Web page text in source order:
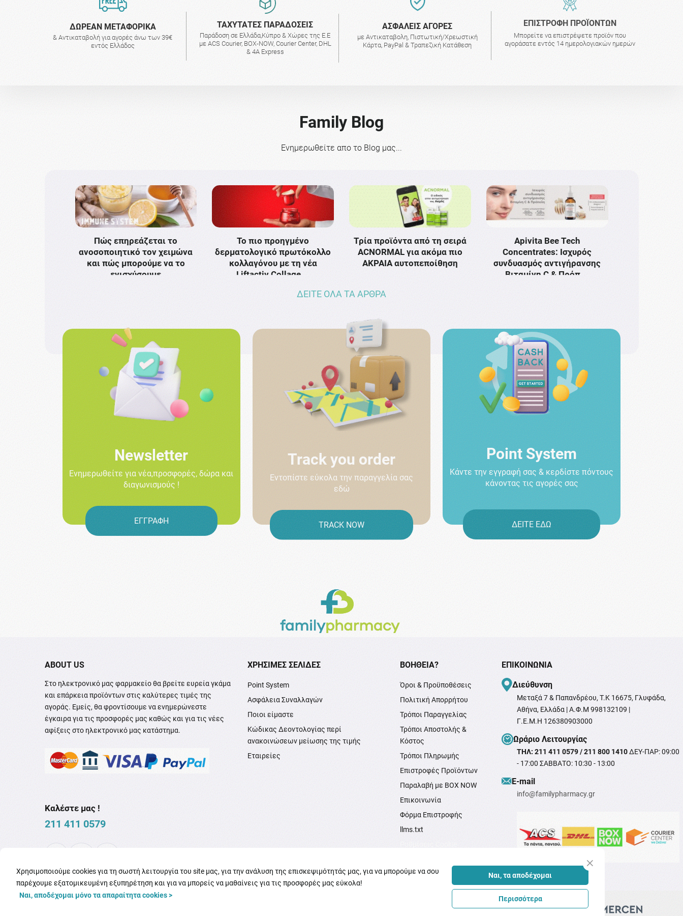
ΔΩΡΕΑΝ ΜΕΤΑΦΟΡΙΚΑ
& Αντικαταβολή για αγορές άνω των 39€
εντός Ελλάδος
ΤΑΧΥΤΑΤΕΣ ΠΑΡΑΔΟΣΕΙΣ
Παράδοση σε Ελλάδα,Κύπρο & Χώρες της Ε.Ε
με ACS Courier, BOX-NOW, Courier Center, DHL
& 4A Express
AΣΦΑΛΕΙΣ ΑΓΟΡΕΣ
με Αντικαταβολη, Πιστωτική/Χρεωστική
Κάρτα, PayPal & Τραπεζική Κατάθεση
ΕΠΙΣΤΡΟΦΗ ΠΡΟΪΟΝΤΩΝ
Μπορείτε να επιστρέψετε προϊόν που
αγοράσατε εντός 14 ημερολογιακών ημερών
Family Blog
Ενημερωθείτε απο το Blog μας...
Πώς επηρεάζεται το
ανοσοποιητικό τον χειμώνα
και πώς μπορούμε να το
ενισχύσουμε
Το πιο προηγμένο
δερματολογικό πρωτόκολλο
κολλαγόνου με τη νέα
Liftactiv Collage …
Τρία προϊόντα από τη σειρά
ACNORMAL για ακόμα πιο
ΑΚΡΑΙΑ αυτοπεποίθηση
Apivita Bee Tech
Concentrates: Ισχυρός
συνδυασμός αντιγήρανσης
Bιταμίνη C & Πρόπ …
ΔΕΙΤΕ ΟΛΑ ΤΑ ΑΡΘΡΑ
Newsletter
Ενημερωθείτε για νέα,προσφορές, δώρα και
διαγωνισμούς !
ΕΓΓΡΑΦΗ
Track you order
Εντοπίστε εύκολα την παραγγελία σας
εδώ
TRACK NOW
Point System
Κάντε την εγγραφή σας & κερδίστε πόντους
κάνοντας τις αγορές σας
ΔΕΙΤΕ ΕΔΩ
ABOUT US
Στο ηλεκτρονικό μας φαρμακείο θα βρείτε ευρεία γκάμα
και επάρκεια προϊόντων στις καλύτερες τιμές της
αγοράς. Εμείς, θα φροντίσουμε να ενημερώνεστε
έγκαιρα για τις προσφορές μας καθώς και για τις νέες
αφίξεις στο ηλεκτρονικό μας κατάστημα.
Καλέστε μας !
211 411 0579
XΡΉΣΙΜΕΣ ΣΕΛΊΔΕΣ
Point System
Ασφάλεια Συναλλαγών
Ποιοι είμαστε
Κώδικας Δεοντολογίας περί
ανακοινώσεων μείωσης της τιμής
Εταιρείες
ΒΟΉΘΕΙΑ?
Όροι & Προϋποθέσεις
Πολιτική Απορρήτου
Τρόποι Παραγγελίας
Τρόποι Αποστολής &
Κόστος
Τρόποι Πληρωμής
Επιστροφές Προϊόντων
Παραλαβή με BOX NOW
Επικοινωνία
Φόρμα Επιστροφής
llms.txt
ΕΠΙΚΟΙΝΩΝΊΑ
Διεύθυνση
Μεταξά 7 & Παπανδρέου, T.K 16675, Γλυφάδα,
Αθήνα, Ελλάδα | Α.Φ.Μ 998132109 |
Γ.Ε.Μ.Η 126380903000
Ωράριο Λειτουργίας
ΤΗΛ: 211 411 0579 / 211 800 1410ΔΕΥ-ΠΑΡ: 09:00
- 17:00 ΣΑΒΒΑΤΟ: 10:30 - 13:00
Ε-mail
info@familypharmacy.gr
Χρησιμοποιούμε cookies για τη σωστή λειτουργία του site μας, για την ανάλυση της επισκεψιμότητάς μας, για να μπορούμε να σου
παρέχουμε εξατομικευμένη εξυπηρέτηση και για να μπορείς να μαθαίνεις για τις προσφορές μας εύκολα!
Ναι, αποδέχομαι μόνο τα απαραίτητα cookies >
Ναι, τα αποδέχομαι
Περισσότερα